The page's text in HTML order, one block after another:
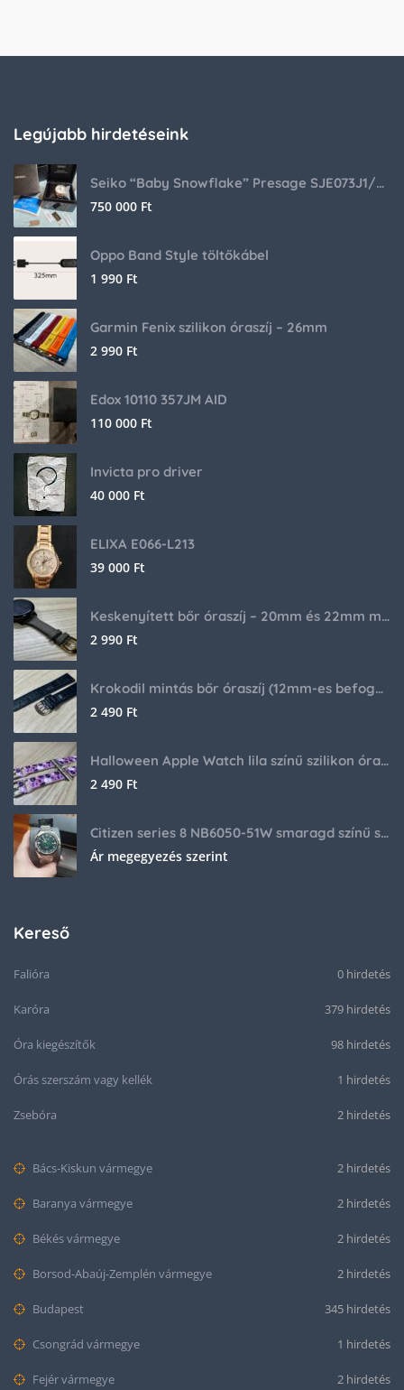
Legújabb hirdetéseink
Seiko “Baby Snowflake” Presage SJE073J1/SARA015 Limited Edition
750 000 Ft
Oppo Band Style töltőkábel
1 990 Ft
Garmin Fenix szilikon óraszíj – 26mm
2 990 Ft
Edox 10110 357JM AID
110 000 Ft
Invicta pro driver
40 000 Ft
ELIXA E066-L213
39 000 Ft
Keskenyített bőr óraszíj – 20mm és 22mm méretben
2 990 Ft
Krokodil mintás bőr óraszíj (12mm-es befogóval rendelkező órához)
2 490 Ft
Halloween Apple Watch lila színű szilikon óraszíj
2 490 Ft
Citizen series 8 NB6050-51W smaragd színű számlappal
Ár megegyezés szerint
Kereső
Falióra 0 hirdetés
Karóra 379 hirdetés
Óra kiegészítők 98 hirdetés
Órás szerszám vagy kellék 1 hirdetés
Zsebóra 2 hirdetés
Bács-Kiskun vármegye 2 hirdetés
Baranya vármegye 2 hirdetés
Békés vármegye 2 hirdetés
Borsod-Abaúj-Zemplén vármegye 2 hirdetés
Budapest 345 hirdetés
Csongrád vármegye 1 hirdetés
Fejér vármegye 2 hirdetés